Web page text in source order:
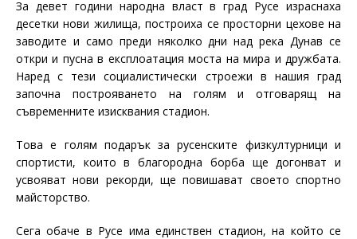
За девет години народна власт в град Русе израснаха
десетки нови жилища, построиха се просторни цехове на
заводите и само преди няколко дни над река Дунав се
откри и пусна в експлоатация моста на мира и дружбата.
Наред с тези социалистически строежи в нашия град
започна построяването на голям и отговарящ на
съвременните изисквания стадион.
Това е голям подарък за русенските физкултурници и
спортисти, които в благородна борба ще догонват и
усвояват нови рекорди, ще повишават своето спортно
майсторство.
Сега обаче в Русе има единствен стадион, на който се